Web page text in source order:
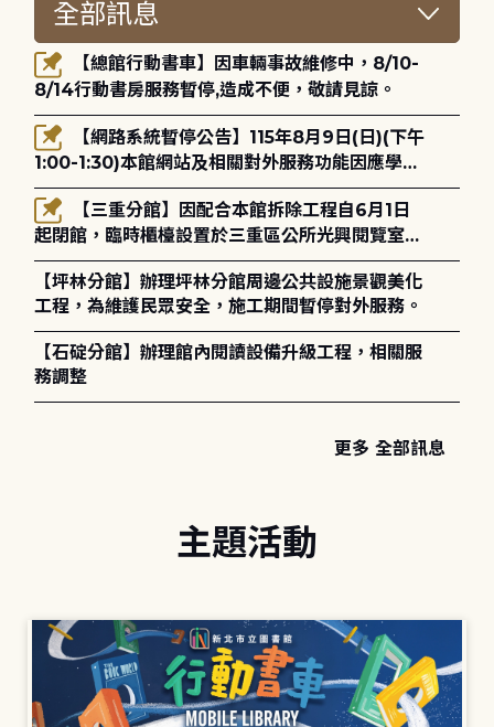
8/14行動書房服務暫停,造成不便，敬請見諒。
1:00-1:30)本館網站及相關對外服務功能因應學術
網路升級更新將暫停服務。
起閉館，臨時櫃檯設置於三重區公所光興閱覽室，
造成不便，敬請見諒。
【坪林分館】辦理坪林分館周邊公共設施景觀美化
工程，為維護民眾安全，施工期間暫停對外服務。
【石碇分館】辦理館內閱讀設備升級工程，相關服
務調整
更多 全部訊息
主題活動